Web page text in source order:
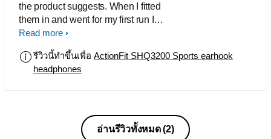
the product suggests. When I fitted
them in and went for my first run I
wondered why I couldn't hear any bass.
adjustments but they just won't stay in
my ears deep enough to get the full
moving anything, not even my jaw, and
Read more
รีวิวนี้ทำขึ้นเพื่อ ActionFit SHQ3200 Sports earhook
headphones
อ่านรีวิวทั้งหมด(2)